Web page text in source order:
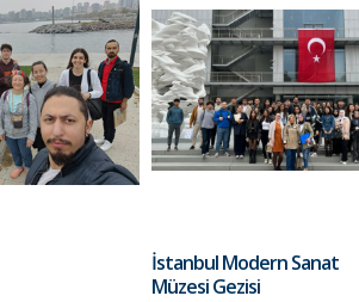
İstanbul Modern Sanat
Müzesi Gezisi